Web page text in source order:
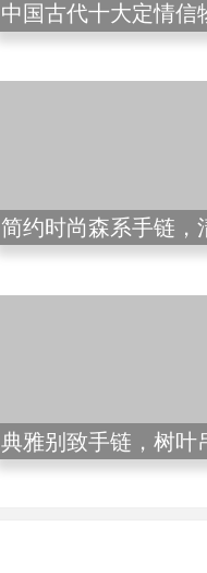
中国古代十大定情信
简约时尚森系手链，
典雅别致手链，树叶